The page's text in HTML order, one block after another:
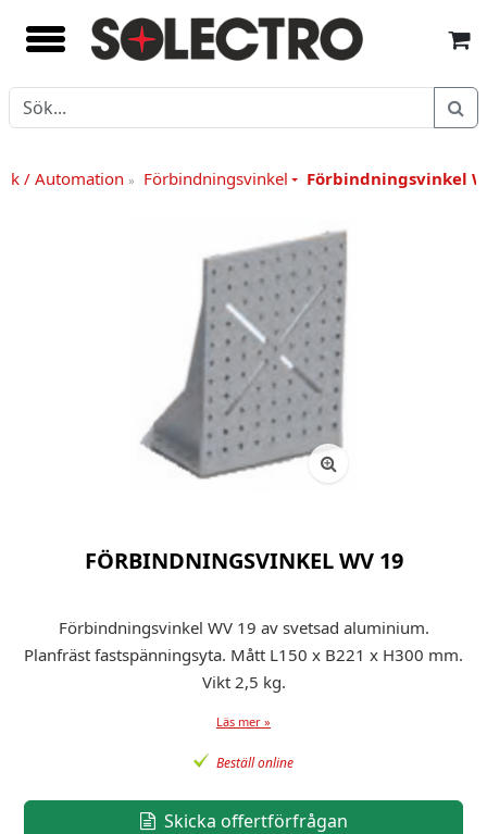
/ Automation» Förbindningsvinkel Förbindningsvinkel
FÖRBINDNINGSVINKEL WV 19
Förbindningsvinkel WV 19 av svetsad aluminium.
Planfräst fastspänningsyta. Mått L150 x B221 x H300 mm.
Vikt 2,5 kg.
Läs mer »
Beställ online
Skicka offertförfrågan